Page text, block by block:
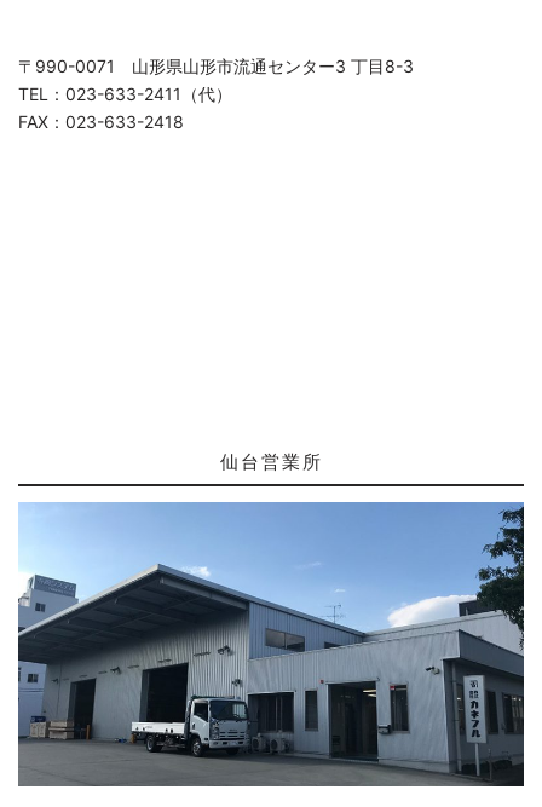
〒990-0071 山形県山形市流通センター3 丁目8-3
TEL：023-633-2411（代）
FAX：023-633-2418
仙台営業所